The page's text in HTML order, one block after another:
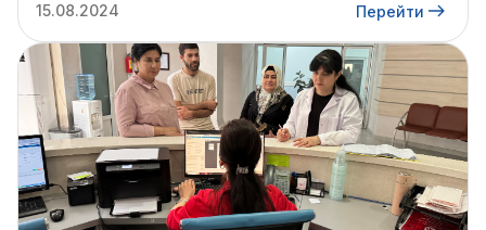
15.08.2024
Перейти